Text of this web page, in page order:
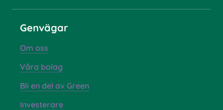
Genvägar
Om oss
Våra bolag
Bli en del av Green
Investerare